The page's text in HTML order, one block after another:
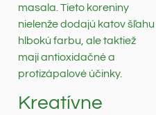
masala. Tieto koreniny
nielenže dodajú katov šľahu
hlbokú farbu, ale taktiež
mají antioxidačné a
protizápalové účinky.
Kreatívne